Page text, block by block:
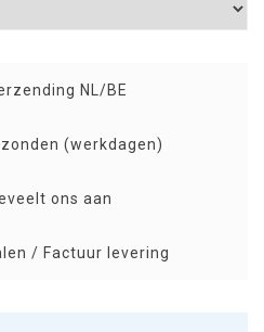
NL/BE
(werkdagen)
ons aan
/ Factuur levering